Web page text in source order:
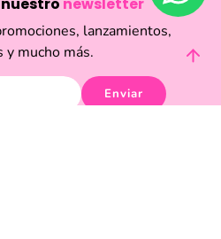
newsletter
lanzamientos,
y mucho más.
Enviar